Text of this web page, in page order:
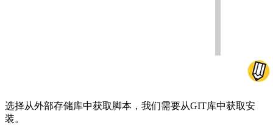
选择从外部存储库中获取脚本，我们需要从GIT库中获取安
装。